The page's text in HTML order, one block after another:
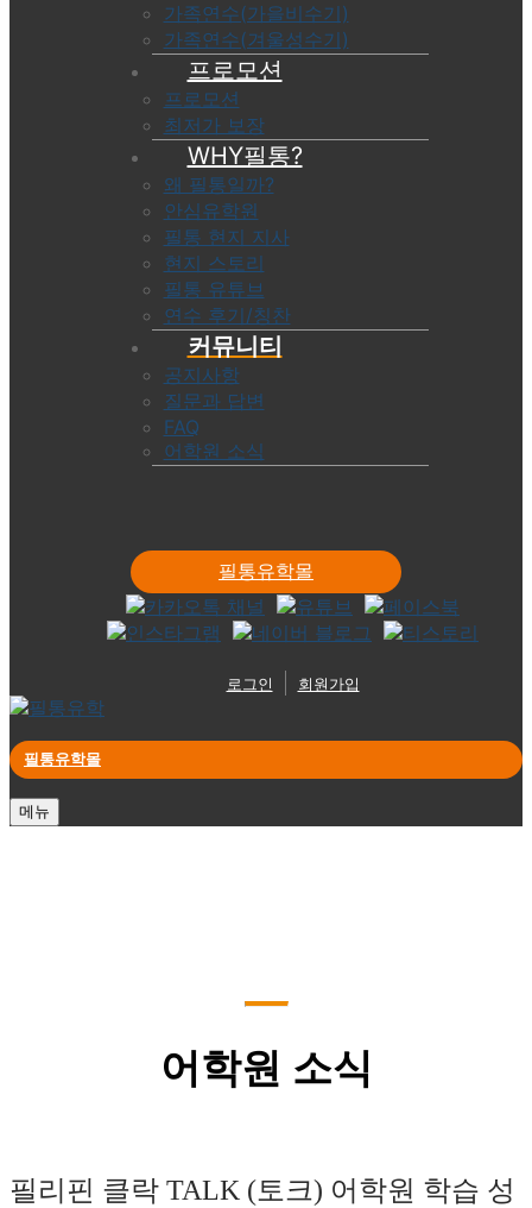
가족연수(가을비수기)
가족연수(겨울성수기)
프로모션
프로모션
최저가 보장
WHY필통?
왜 필통일까?
안심유학원
필통 현지 지사
현지 스토리
필통 유튜브
연수 후기/칭찬
커뮤니티
공지사항
질문과 답변
FAQ
어학원 소식
로그인 회원가입
필통유학몰
필통유학몰
메뉴
어학원 소식
필리핀 클락 TALK (토크) 어학원 학습 성